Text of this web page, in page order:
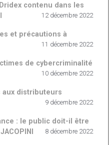
contenu dans les
12 décembre 2022
et précautions à
11 décembre 2022
de cybercriminalité
10 décembre 2022
aux distributeurs
9 décembre 2022
: le public doit-il être
8 décembre 2022